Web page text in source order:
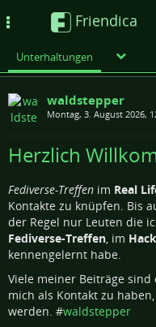
Friendica
Unterhaltungen
waldstepper
Montag, 3. August 2026,
Herzlich
Fediverse-Treffen im Real
Kontakte zu knüpfen. Bis
der Regel nur Leuten die
Fediverse-Treffen, im
kennengelernt habe.
Viele meiner Beiträge
mich als Kontakt zu
werden. #waldstepper